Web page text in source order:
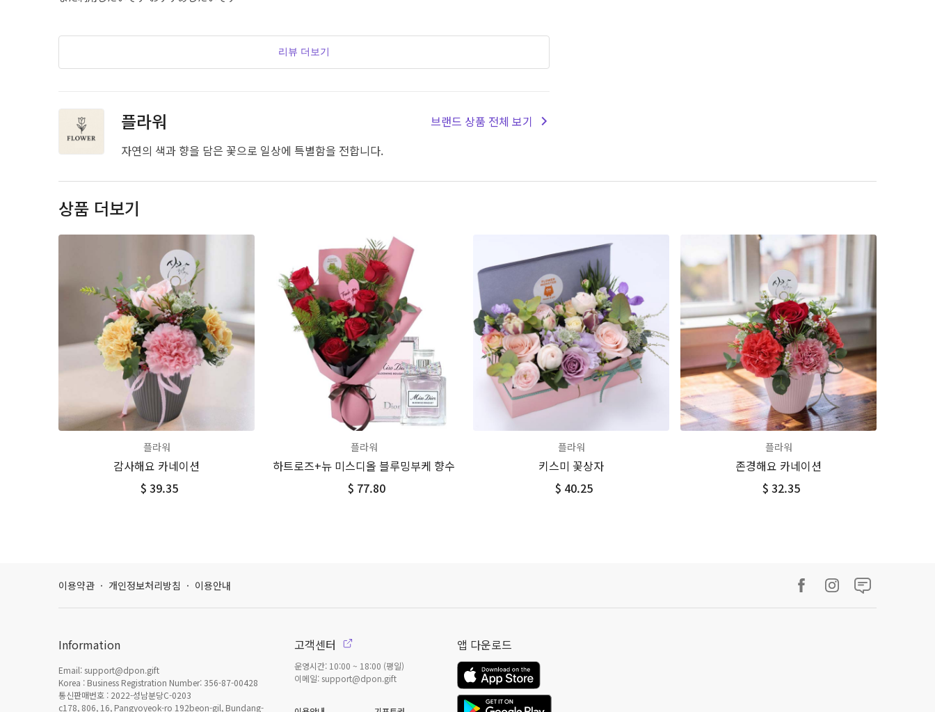
리뷰 더보기
플라워
브랜드 상품 전체 보기
자연의 색과 향을 담은 꽃으로 일상에 특별함을 전합니다.
상품 더보기
플라워
감사해요 카네이션
$ 39.35
플라워
하트로즈+뉴 미스디올 블루밍부케 향수
$ 77.80
플라워
키스미 꽃상자
$ 40.25
플라워
존경해요 카네이션
$ 32.35
이용약관 · 개인정보처리방침 · 이용안내
Information
Email: support@dpon.gift
Korea : Business Registration Number: 356-87-00428
통신판매번호 : 2022-성남분당C-0203
c178, 806, 16, Pangyoyeok-ro 192beon-gil, Bundang-
고객센터
운영시간: 10:00 ~ 18:00 (평일)
이메일: support@dpon.gift
앱 다운로드